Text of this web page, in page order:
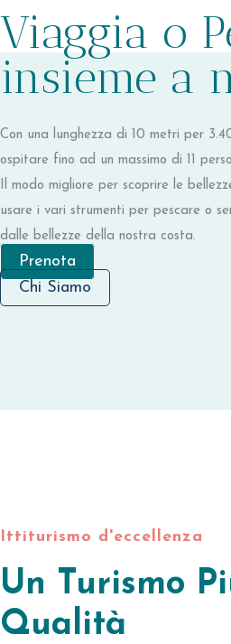
Viaggia o
insieme a
Con una lunghezza di 10 metri per
ospitare fino ad un massimo di 11
Il modo migliore per scoprire le
usare i vari strumenti per pescare o
dalle bellezze della nostra costa.
Prenota
Chi Siamo
Ittiturismo d'eccellenza
Un Turismo
Qualità